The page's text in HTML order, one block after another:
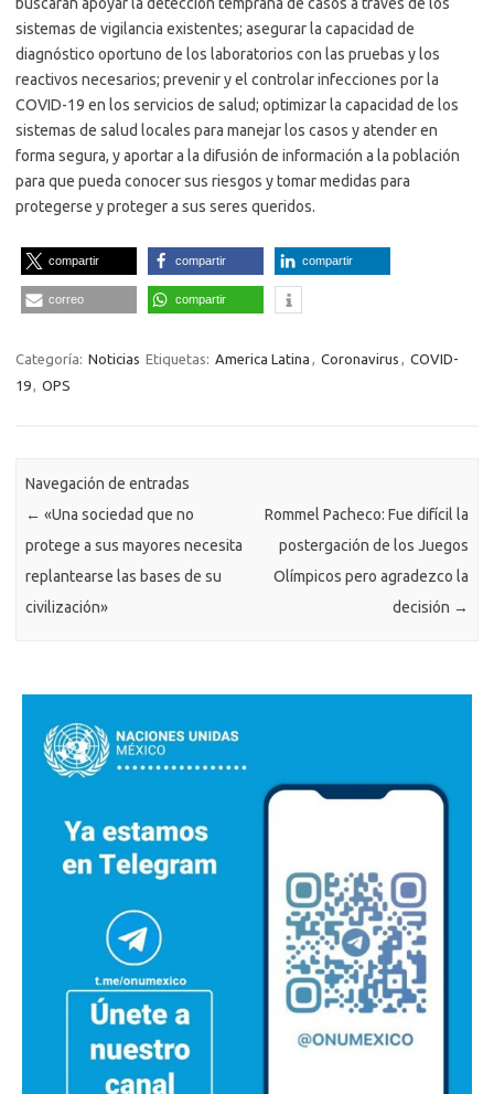
sistemas de vigilancia existentes; asegurar la capacidad de
diagnóstico oportuno de los laboratorios con las pruebas y los
reactivos necesarios; prevenir y el controlar infecciones por la
COVID-19 en los servicios de salud; optimizar la capacidad de los
sistemas de salud locales para manejar los casos y atender en
forma segura, y aportar a la difusión de información a la población
para que pueda conocer sus riesgos y tomar medidas para
protegerse y proteger a sus seres queridos.
compartir compartir compartir
correo compartir
Categoría: Noticias Etiquetas: America Latina , Coronavirus , COVID-
19, OPS
Navegación de entradas
← «Una sociedad que no
protege a sus mayores necesita
replantearse las bases de su
civilización»
Rommel Pacheco: Fue difícil la
postergación de los Juegos
Olímpicos pero agradezco la
decisión →